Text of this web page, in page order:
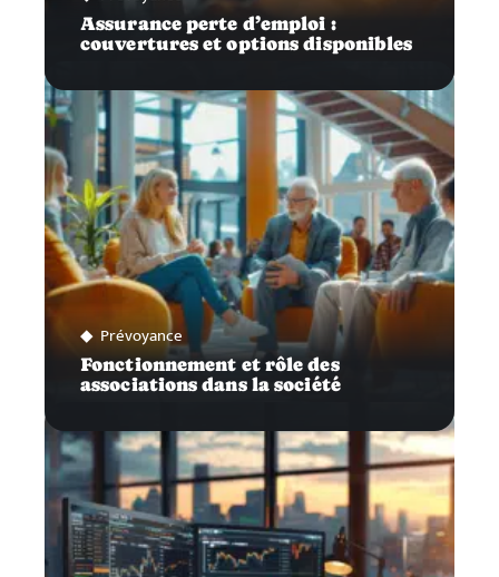
Assurance perte d’emploi :
couvertures et options disponibles
Prévoyance
Fonctionnement et rôle des
associations dans la société